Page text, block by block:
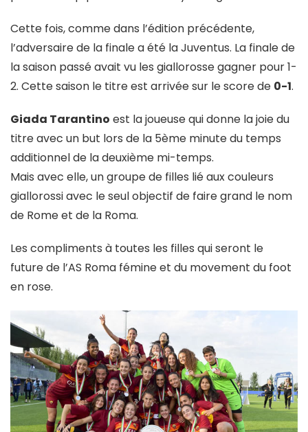
Cette fois, comme dans l’édition précédente,
l’adversaire de la finale a été la Juventus. La finale de
la saison passé avait vu les giallorosse gagner pour 1-
2. Cette saison le titre est arrivée sur le score de 0-1.
Giada Tarantino est la joueuse qui donne la joie du
titre avec un but lors de la 5ème minute du temps
additionnel de la deuxième mi-temps.
Mais avec elle, un groupe de filles lié aux couleurs
giallorossi avec le seul objectif de faire grand le nom
de Rome et de la Roma.
Les compliments à toutes les filles qui seront le
future de l’AS Roma fémine et du movement du foot
en rose.